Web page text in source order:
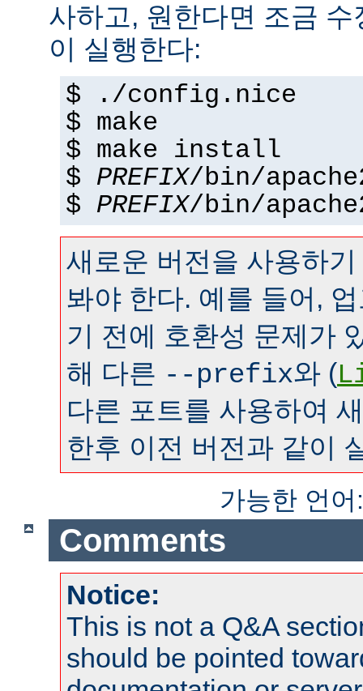
사하고, 원한다면 조금
이 실행한다:
$ ./config.nice
$ make
$ make install
$ PREFIX/bin/
$ PREFIX/bin/
새로운 버전을 사용하
봐야 한다. 예를 들어,
기 전에 호환성 문제가
해 다른 --prefix와 (
다른 포트를 사용하여
한후 이전 버전과 같이
가능한 언
Comments
Notice:
This is not a Q&A
should be pointed